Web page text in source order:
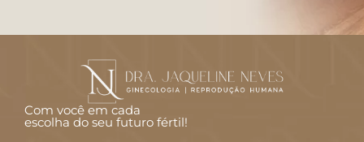
Com você em cada
escolha do seu futuro fértil!